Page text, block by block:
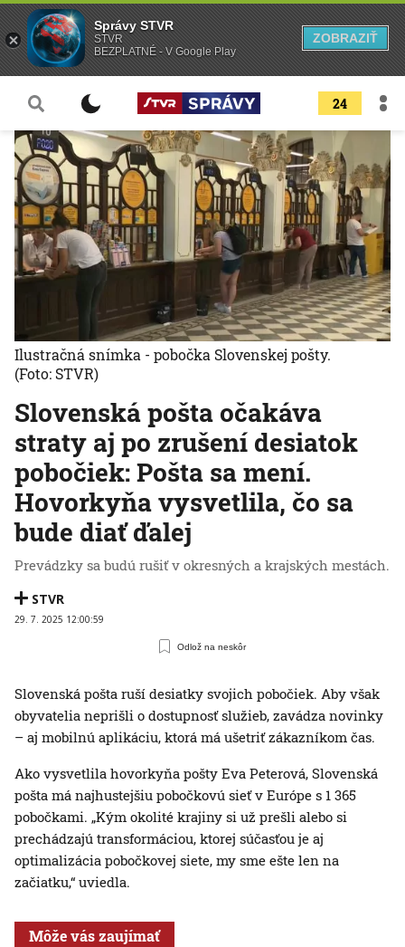
24
Slovenská pošta očakáva
straty aj po zrušení desiatok
pobočiek: Pošta sa mení.
Hovorkyňa vysvetlila, čo sa
bude diať ďalej
Prevádzky sa budú rušiť v okresných a krajských mestách.
STVR
29. 7. 2025 12:00:59
Odlož na neskôr
Ilustračná snímka - pobočka Slovenskej pošty.
(Foto: STVR)
Slovenská pošta ruší desiatky svojich pobočiek. Aby však
obyvatelia neprišli o dostupnosť služieb, zavádza novinky
– aj mobilnú aplikáciu, ktorá má ušetriť zákazníkom čas.
Ako vysvetlila hovorkyňa pošty Eva Peterová, Slovenská
pošta má najhustejšiu pobočkovú sieť v Európe s 1 365
pobočkami. „Kým okolité krajiny si už prešli alebo si
prechádzajú transformáciou, ktorej súčasťou je aj
optimalizácia pobočkovej siete, my sme ešte len na
začiatku,“ uviedla.
Môže vás zaujímať
Správy STVR
STVR
BEZPLATNÉ - V Google Play
ZOBRAZIŤ